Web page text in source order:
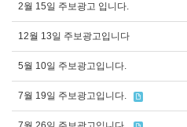
2월 15일 주보광고 입니다.
12월 13일 주보광고입니다
5월 10일 주보광고입니다.
7월 19일 주보광고입니다.